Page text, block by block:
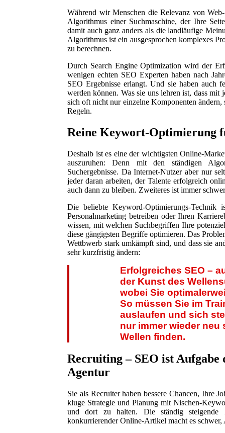
Während wir Menschen die Relevanz von
Algorithmus einer Suchmaschine, der Ihre
damit auch ganz anders als die landläufige
Algorithmus ist ein ausgesprochen komplexes
zu berechnen.
Durch Search Engine Optimization wird der
wenigen echten SEO Experten haben nach
SEO Ergebnisse erlangt. Und sie haben auch
werden können. Was sie uns lehren ist, dass mit
sich oft nicht nur einzelne Komponenten
Regeln.
Reine Keywort-Optimierung
Deshalb ist es eine der wichtigsten Online-
auszuruhen: Denn mit den ständigen
Suchergebnisse. Da Internet-Nutzer aber nur
jeder daran arbeiten, der Talente erfolgreich
auch dann zu bleiben. Zweiteres ist immer
Die beliebte Keyword-Optimierungs-Technik
Personalmarketing betreiben oder Ihren
wissen, mit welchen Suchbegriffen Ihre
diese gängigsten Begriffe optimieren. Das
Wettbwerb stark umkämpft sind, und dass sie
sehr kurzfristig ändern:
Erfolgreiches SEO –
der Kunst des
wobei Sie
So müssen Sie im
auslaufen und sich
nur immer wieder neu
Wellen finden.
Recruiting – SEO ist
Agentur
Sie als Recruiter haben bessere Chancen, Ihre
kluge Strategie und Planung mit Nischen-
und dort zu halten. Die ständig steigende
konkurrierender Online-Artikel macht es